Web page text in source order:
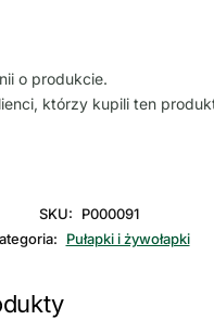
o produkcie.
którzy kupili ten
SKU:
P000091
Pułapki i żywołapki